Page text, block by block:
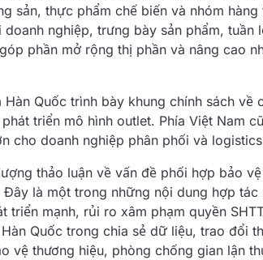
sản, thực phẩm chế biến và nhóm
nghiệp, trưng bày sản phẩm, tuần
phần mở rộng thị phần và nâng cao
Quốc trình bày khung chính sách
triển mô hình outlet. Phía Việt Nam
cho doanh nghiệp phân phối và
thảo luận về vấn đề phối hợp bảo
Đây là một trong những nội dung hợp
triển mạnh, rủi ro xâm phạm quyền
Quốc trong chia sẻ dữ liệu, trao đổi
vệ thương hiệu, phòng chống gian lận